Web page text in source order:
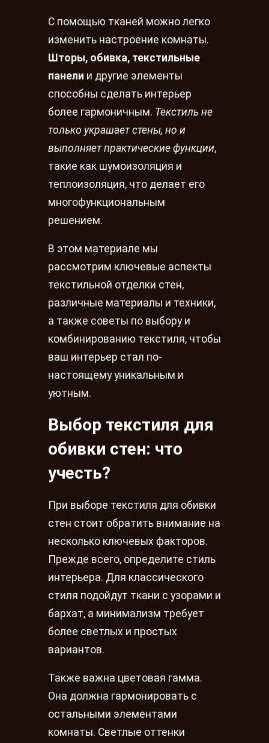
С помощью тканей можно легко
изменить настроение комнаты.
Шторы, обивка, текстильные
панели и другие элементы
способны сделать интерьер
более гармоничным. Текстиль не
только украшает стены, но и
выполняет практические функции,
такие как шумоизоляция и
теплоизоляция, что делает его
многофункциональным
решением.
В этом материале мы
рассмотрим ключевые аспекты
текстильной отделки стен,
различные материалы и техники,
а также советы по выбору и
комбинированию текстиля, чтобы
ваш интерьер стал по-
настоящему уникальным и
уютным.
Выбор текстиля для
обивки стен: что
учесть?
При выборе текстиля для обивки
стен стоит обратить внимание на
несколько ключевых факторов.
Прежде всего, определите стиль
интерьера. Для классического
стиля подойдут ткани с узорами и
бархат, а минимализм требует
более светлых и простых
вариантов.
Также важна цветовая гамма.
Она должна гармонировать с
остальными элементами
комнаты. Светлые оттенки